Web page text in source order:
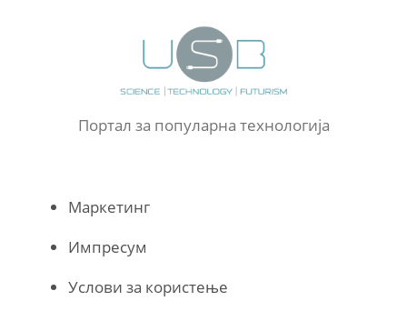
Портал за популарна технологија
Маркетинг
Импресум
Услови за користење